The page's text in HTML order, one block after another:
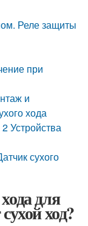
Реле защиты
при
и
хода
Устройства
сухого
для
ход?